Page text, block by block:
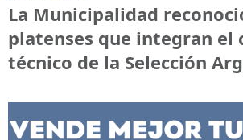
La Municipalidad
platenses que integran el
técnico de la Selección